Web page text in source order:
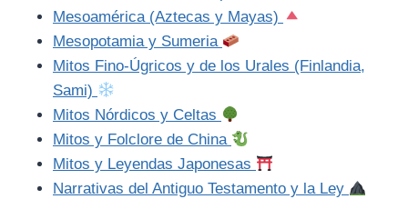
Mesoamérica (Aztecas y Mayas)
Mesopotamia y Sumeria
Mitos Fino-Úgricos y de los Urales (Finlandia,
Sami)
Mitos Nórdicos y Celtas
Mitos y Folclore de China
Mitos y Leyendas Japonesas
Narrativas del Antiguo Testamento y la Ley